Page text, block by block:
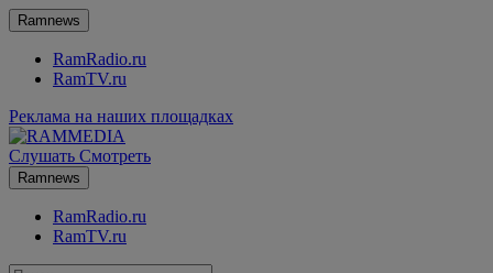
Ramnews
RamRadio.ru
RamTV.ru
Реклама на наших площадках
Слушать Смотреть
Ramnews
RamRadio.ru
RamTV.ru